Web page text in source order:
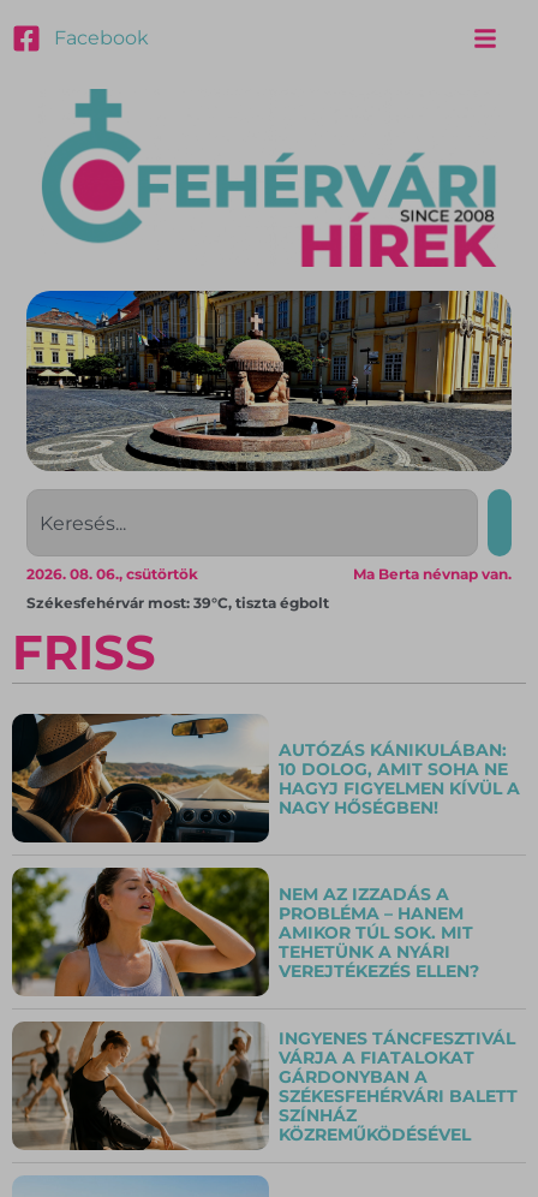
Facebook
Ma Berta névnap van.
2026. 08. 06., csütörtök
Székesfehérvár most: 39°C, tiszta égbolt
FRISS
AUTÓZÁS KÁNIKULÁBAN:
10 DOLOG, AMIT SOHA NE
HAGYJ FIGYELMEN KÍVÜL A
NAGY HŐSÉGBEN!
NEM AZ IZZADÁS A
PROBLÉMA – HANEM
AMIKOR TÚL SOK. MIT
TEHETÜNK A NYÁRI
VEREJTÉKEZÉS ELLEN?
INGYENES TÁNCFESZTIVÁL
VÁRJA A FIATALOKAT
GÁRDONYBAN A
SZÉKESFEHÉRVÁRI BALETT
SZÍNHÁZ
KÖZREMŰKÖDÉSÉVEL